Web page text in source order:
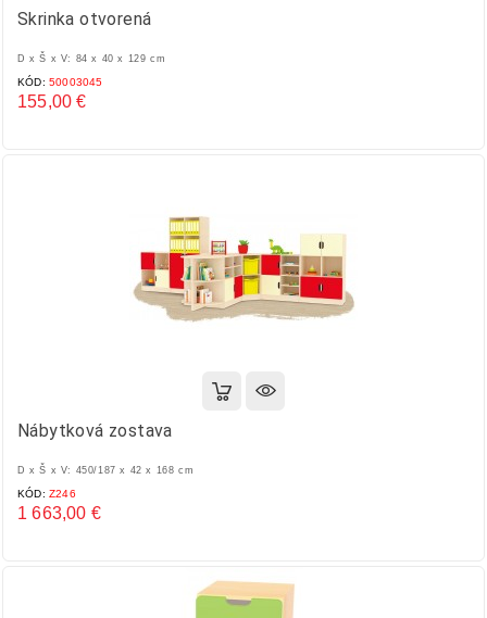
Skrinka otvorená
D x Š x V: 84 x 40 x 129 cm
KÓD: 50003045
155,00 €
Nábytková zostava
D x Š x V: 450/187 x 42 x 168 cm
KÓD: Z246
1 663,00 €